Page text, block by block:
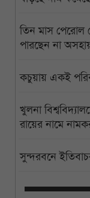
তিন মাস পেরোল
পারছেন না
কচুয়ায় একই
খুলনা
রায়ের নামে
সুন্দরবনে